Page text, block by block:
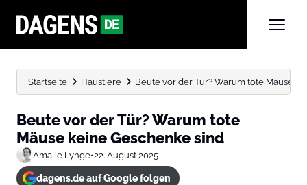
Startseite Haustiere Beute vor der Tür? Warum tote Mäuse
Beute vor der Tür? Warum tote
Mäuse keine Geschenke sind
Amalie Lynge•22. August 2025
dagens.de auf Google folgen